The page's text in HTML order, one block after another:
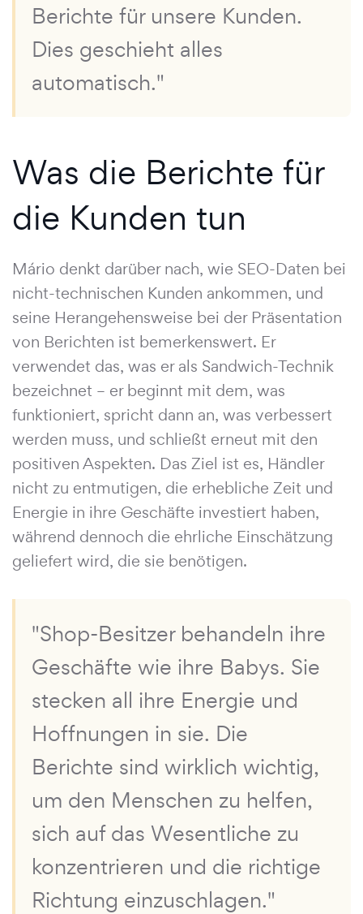
Berichte für unsere Kunden.
Dies geschieht alles
automatisch."
Was die Berichte für
die Kunden tun
Mário denkt darüber nach, wie SEO-Daten bei
nicht-technischen Kunden ankommen, und
seine Herangehensweise bei der Präsentation
von Berichten ist bemerkenswert. Er
verwendet das, was er als Sandwich-Technik
bezeichnet – er beginnt mit dem, was
funktioniert, spricht dann an, was verbessert
werden muss, und schließt erneut mit den
positiven Aspekten. Das Ziel ist es, Händler
nicht zu entmutigen, die erhebliche Zeit und
Energie in ihre Geschäfte investiert haben,
während dennoch die ehrliche Einschätzung
geliefert wird, die sie benötigen.
"Shop-Besitzer behandeln ihre
Geschäfte wie ihre Babys. Sie
stecken all ihre Energie und
Hoffnungen in sie. Die
Berichte sind wirklich wichtig,
um den Menschen zu helfen,
sich auf das Wesentliche zu
konzentrieren und die richtige
Richtung einzuschlagen."